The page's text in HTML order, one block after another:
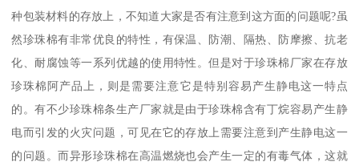
种包装材料的存放上，不知道大家是否有注意到这方面的问题呢?虽
然珍珠棉有非常优良的特性，有保温、防潮、隔热、防摩擦、抗老
化、耐腐蚀等一系列优越的使用特性。但是对于珍珠棉厂家在存放
珍珠棉阿产品上，则是需要注意它是特别容易产生静电这一特点
的。有不少珍珠棉条生产厂家就是由于珍珠棉含有丁烷容易产生静
电而引发的火灾问题，可见在它的存放上需要注意到产生静电这一
的问题。而异形珍珠棉在高温燃烧也会产生一定的有毒气体，这就